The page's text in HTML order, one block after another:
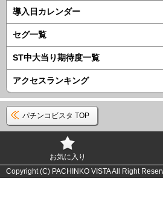
導入日カレンダー
セグ一覧
ST中大当り期待度一覧
アクセスランキング
パチンコビスタ TOP
お気に入り
Copyright (C) PACHINKO VISTA All Right